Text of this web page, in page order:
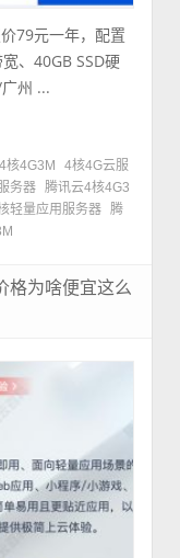
79元一年，配置
、40GB SSD硬
州 ...
4核4G3M
4核4G云服
务器 腾讯云4核4G3
轻量应用服务器 腾
格为啥便宜这么